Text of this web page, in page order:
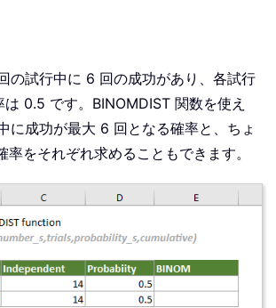
の試行中に 6 回の成功があり、各試行
0.5 です。BINOMDIST 関数を使え
に成功が最大 6 回となる確率と、ちょ
率をそれぞれ求めることもできます。